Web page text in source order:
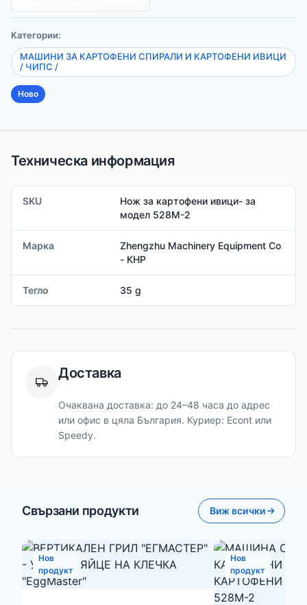
Категории:
МАШИНИ ЗА КАРТОФЕНИ СПИРАЛИ И КАРТОФЕНИ ИВИЦИ
/ ЧИПС /
Ново
Техническа информация
SKU
Нож за картофени ивици- за
модел 528М-2
Марка
Zhengzhu Machinery Equipment Co
- КНР
Тегло 35 g
Доставка
Очаквана доставка: до 24–48 часа до адрес
или офис в цяла България. Куриер: Econt или
Speedy.
Свързани продукти Виж всички
Нов
продукт
Нов
продукт